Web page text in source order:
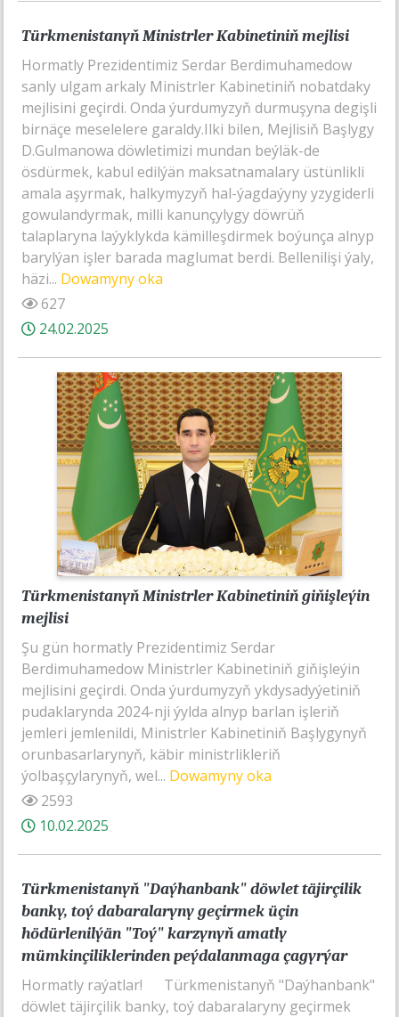
Türkmenistanyň Ministrler Kabinetiniň mejlisi
Hormatly Prezidentimiz Serdar Berdimuhamedow
sanly ulgam arkaly Ministrler Kabinetiniň nobatdaky
mejlisini geçirdi. Onda ýurdumyzyň durmuşyna degişli
birnäçe meselelere garaldy.Ilki bilen, Mejlisiň Başlygy
D.Gulmanowa döwletimizi mundan beýläk-de
ösdürmek, kabul edilýän maksatnamalary üstünlikli
amala aşyrmak, halkymyzyň hal-ýagdaýyny yzygiderli
gowulandyrmak, milli kanunçylygy döwrüň
talaplaryna laýyklykda kämilleşdirmek boýunça alnyp
barylýan işler barada maglumat berdi. Bellenilişi ýaly,
häzi... Dowamyny oka
627
24.02.2025
Türkmenistanyň Ministrler Kabinetiniň giňişleýin
mejlisi
Şu gün hormatly Prezidentimiz Serdar
Berdimuhamedow Ministrler Kabinetiniň giňişleýin
mejlisini geçirdi. Onda ýurdumyzyň ykdysadyýetiniň
pudaklarynda 2024-nji ýylda alnyp barlan işleriň
jemleri jemlenildi, Ministrler Kabinetiniň Başlygynyň
orunbasarlarynyň, käbir ministrlikleriň
ýolbaşçylarynyň, wel... Dowamyny oka
2593
10.02.2025
Türkmenistanyň "Daýhanbank" döwlet täjirçilik
banky, toý dabaralaryny geçirmek üçin
hödürlenilýän "Toý" karzynyň amatly
mümkinçiliklerinden peýdalanmaga çagyrýar
Hormatly raýatlar! Türkmenistanyň "Daýhanbank"
döwlet täjirçilik banky, toý dabaralaryny geçirmek